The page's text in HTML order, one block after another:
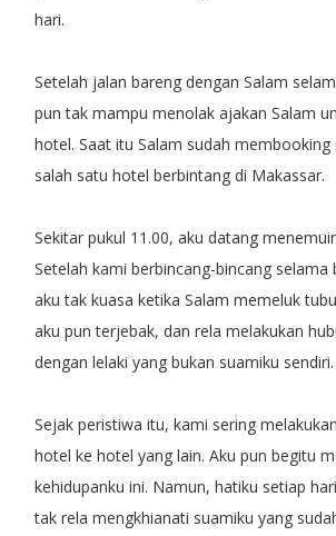
hari.
Setelah jalan bareng dengan Salam
pun tak mampu menolak ajakan Salam
hotel. Saat itu Salam sudah membooking
salah satu hotel berbintang di Makassar.
Sekitar pukul 11.00, aku datang
Setelah kami berbincang-bincang selama
aku tak kuasa ketika Salam memeluk
aku pun terjebak, dan rela melakukan
dengan lelaki yang bukan suamiku sendiri.
Sejak peristiwa itu, kami sering
hotel ke hotel yang lain. Aku pun begitu
kehidupanku ini. Namun, hatiku setiap
tak rela mengkhianati suamiku yang